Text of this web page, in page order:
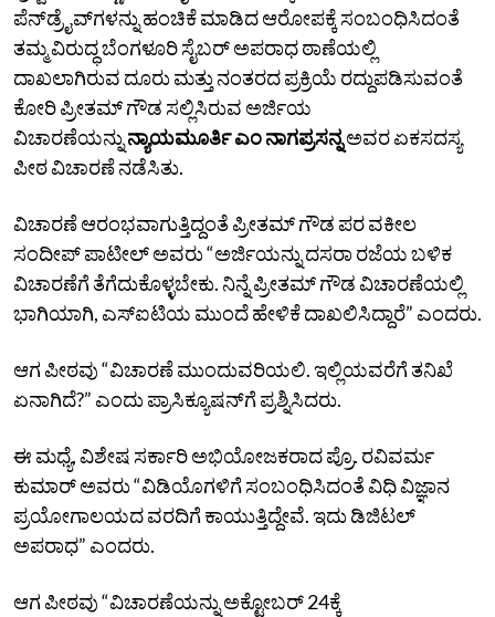
ಪೆನ್‌ಡ್ರೈವ್‌ಗಳನ್ನು ಹಂಚಿಕೆ ಮಾಡಿದ ಆರೋಪಕ್ಕೆ ಸಂಬಂಧಿಸಿದಂತೆ
ತಮ್ಮ ವಿರುದ್ಧ ಬೆಂಗಳೂರಿ ಸೈಬರ್‌ ಅಪರಾಧ ಠಾಣೆಯಲ್ಲಿ
ದಾಖಲಾಗಿರುವ ದೂರು ಮತ್ತು ನಂತರದ ಪ್ರಕ್ರಿಯೆ ರದ್ದುಪಡಿಸುವಂತೆ
ಕೋರಿ ಪ್ರೀತಮ್‌ ಗೌಡ ಸಲ್ಲಿಸಿರುವ ಅರ್ಜಿಯ
ವಿಚಾರಣೆಯನ್ನುನ್ಯಾಯಮೂರ್ತಿ ಎಂ ನಾಗಪ್ರಸನ್ನಅವರ ಏಕಸದಸ್ಯ
ಪೀಠ ವಿಚಾರಣೆ ನಡೆಸಿತು.
ವಿಚಾರಣೆ ಆರಂಭವಾಗುತ್ತಿದ್ದಂತೆ ಪ್ರೀತಮ್‌ ಗೌಡ ಪರ ವಕೀಲ
ಸಂದೀಪ್‌ ಪಾಟೀಲ್‌ ಅವರು “ಅರ್ಜಿಯನ್ನು ದಸರಾ ರಜೆಯ ಬಳಿಕ
ವಿಚಾರಣೆಗೆ ತೆಗೆದುಕೊಳ್ಳಬೇಕು. ನಿನ್ನೆ ಪ್ರೀತಮ್‌ ಗೌಡ ವಿಚಾರಣೆಯಲ್ಲಿ
ಭಾಗಿಯಾಗಿ, ಎಸ್‌ಐಟಿಯ ಮುಂದೆ ಹೇಳಿಕೆ ದಾಖಲಿಸಿದ್ದಾರೆ” ಎಂದರು.
ಆಗ ಪೀಠವು “ವಿಚಾರಣೆ ಮುಂದುವರಿಯಲಿ. ಇಲ್ಲಿಯವರೆಗೆ ತನಿಖೆ
ಏನಾಗಿದೆ?” ಎಂದು ಪ್ರಾಸಿಕ್ಯೂಷನ್‌ಗೆ ಪ್ರಶ್ನಿಸಿದರು.
ಈ ಮಧ್ಯೆ, ವಿಶೇಷ ಸರ್ಕಾರಿ ಅಭಿಯೋಜಕರಾದ ಪ್ರೊ. ರವಿವರ್ಮ
ಕುಮಾರ್‌ ಅವರು “ವಿಡಿಯೊಗಳಿಗೆ ಸಂಬಂಧಿಸಿದಂತೆ ವಿಧಿ ವಿಜ್ಞಾನ
ಪ್ರಯೋಗಾಲಯದ ವರದಿಗೆ ಕಾಯುತ್ತಿದ್ದೇವೆ. ಇದು ಡಿಜಿಟಲ್‌
ಅಪರಾಧ” ಎಂದರು.
ಆಗ ಪೀಠವು “ವಿಚಾರಣೆಯನ್ನು ಅಕ್ಟೋಬರ್‌ 24ಕ್ಕೆ